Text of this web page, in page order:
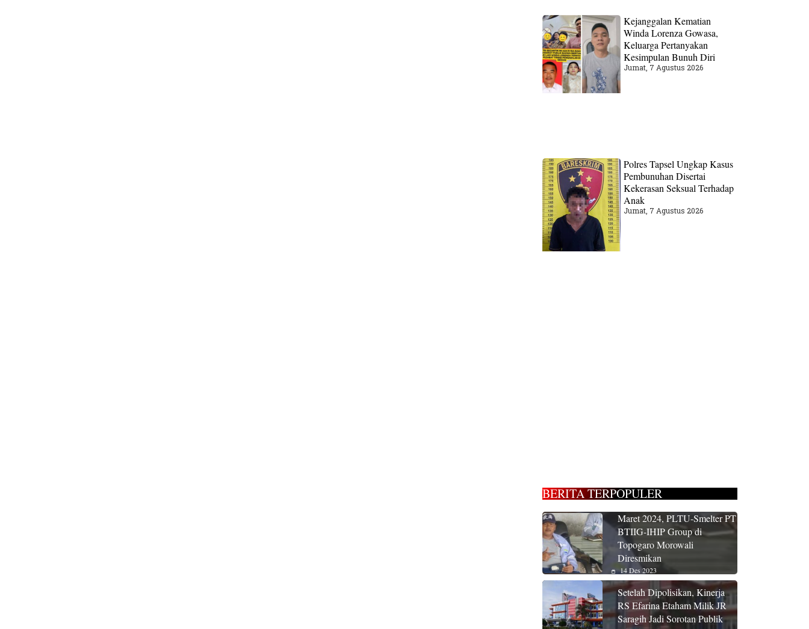
Kejanggalan Kematian
Winda Lorenza Gowasa,
Keluarga Pertanyakan
Kesimpulan Bunuh Diri
Jumat, 7 Agustus 2026
Polres Tapsel Ungkap Kasus
Pembunuhan Disertai
Kekerasan Seksual Terhadap
Anak
Jumat, 7 Agustus 2026
BERITA TERPOPULER
Maret 2024, PLTU-Smelter PT
BTIIG-IHIP Group di
Topogaro Morowali
Diresmikan
14 Des 2023
Setelah Dipolisikan, Kinerja
RS Efarina Etaham Milik JR
Saragih Jadi Sorotan Publik